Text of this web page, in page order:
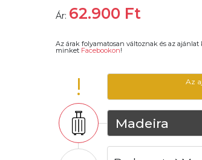
Ár: 62.900 Ft
Az árak folyamatosan változnak és az
minket Facebookon!
!
Az
Madeira